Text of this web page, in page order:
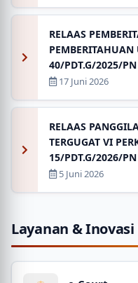
RELAAS
40/PDT.G/2025/
17 Juni 2026
RELAAS
TERGUGAT VI
15/PDT.G/2026/
5 Juni 2026
Layanan &